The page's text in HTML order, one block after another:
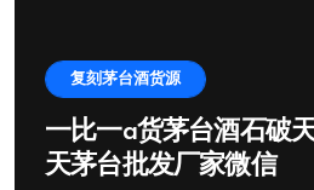
复刻茅台酒货源
一比一a货茅台酒石破
天茅台批发厂家微信